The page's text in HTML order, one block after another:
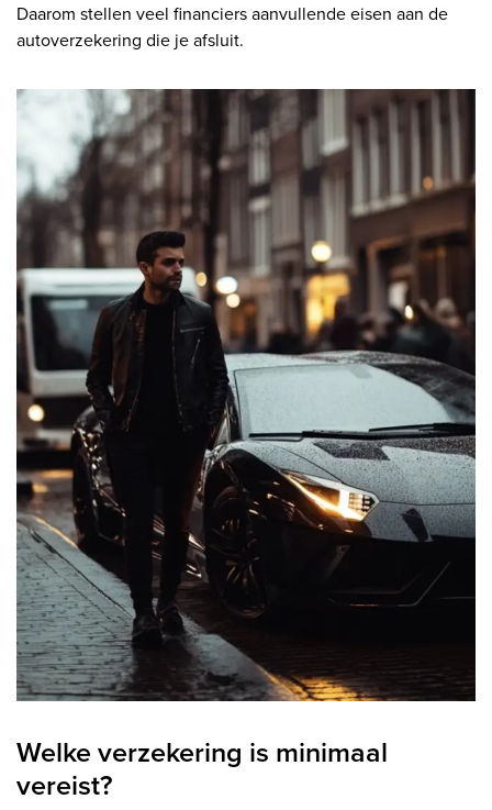
Daarom stellen veel financiers aanvullende eisen aan de
autoverzekering die je afsluit.
Welke verzekering is minimaal
vereist?